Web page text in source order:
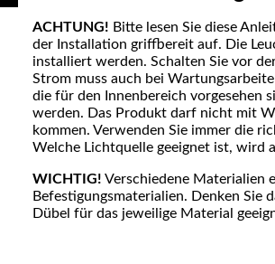
ACHTUNG! Bitte lesen Sie diese
der Installation griffbereit auf. Die
installiert werden. Schalten Sie vor
Strom muss auch bei
die für den Innenbereich vorgesehen
werden. Das Produkt darf nicht mit
kommen. Verwenden Sie immer die
Welche Lichtquelle geeignet ist, wird
WICHTIG! Verschiedene Materialien
Befestigungsmaterialien. Denken Sie
Dübel für das jeweilige Material